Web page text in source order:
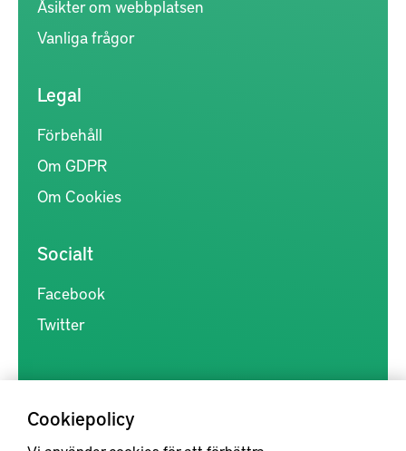
Cookiepolicy
Åsikter om webbplatsen
Vanliga frågor
Legal
Förbehåll
Om GDPR
Om Cookies
Socialt
Facebook
Twitter